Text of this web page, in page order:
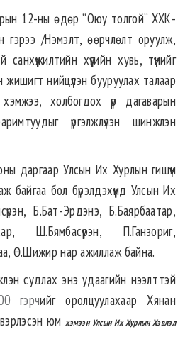
12-ны өдөр “Оюу толгой” ХХК-
гэрээ /Нэмэлт, өөрчлөлт оруулж,
хүүгийн хувь, түүнийг
нийцүүлэн бууруулах талаар
хэмжээ, холбогдох үр дагаварын
үргэлжлүүлэн шинжлэн
даргаар Улсын Их Хурлын гишүүн
байгаа бол бүрэлдэхүүнд Улсын Их
Б.Бат-Эрдэнэ, Б.Баярбаатар,
Ш.Бямбасүрэн, П.Ганзориг,
Ө.Шижир нар ажиллаж байна.
судлах энэ удаагийн нээлттэй
гэрчийг оролцуулахаар Хянан
юм хэмээн Улсын Их Хурлын Хэвлэл